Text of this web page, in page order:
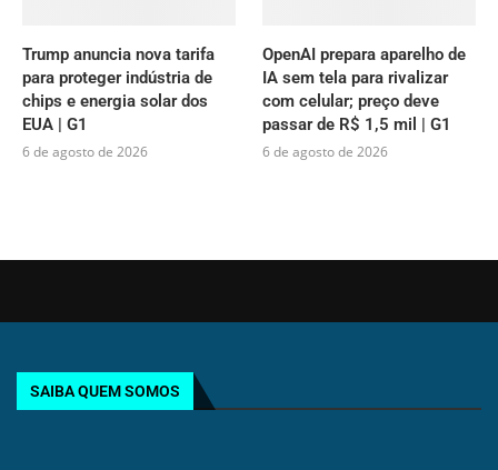
Trump anuncia nova tarifa
para proteger indústria de
chips e energia solar dos
EUA | G1
6 de agosto de 2026
OpenAI prepara aparelho de
IA sem tela para rivalizar
com celular; preço deve
passar de R$ 1,5 mil | G1
6 de agosto de 2026
SAIBA QUEM SOMOS